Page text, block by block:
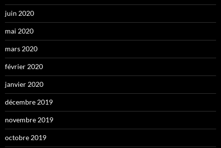
juin 2020
mai 2020
mars 2020
février 2020
janvier 2020
décembre 2019
novembre 2019
octobre 2019